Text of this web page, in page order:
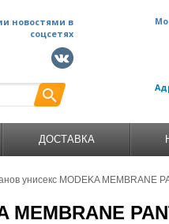
новостями в
соцсетях
ДОСТАВКА
унисекс MODEKA MEMBRANE